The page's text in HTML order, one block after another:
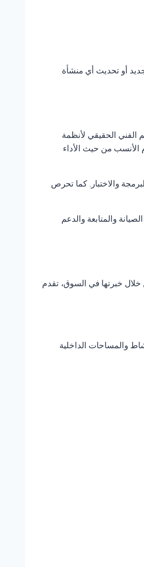
أو تحديث أي منشأة
الفني الحقيقي لأنظمة
الأنسب من حيث الأداء
والاختبار. كما تحرص
والمتابعة والدعم
خلال خبرتها في السوق، تقدم
والمساحات الداخلية